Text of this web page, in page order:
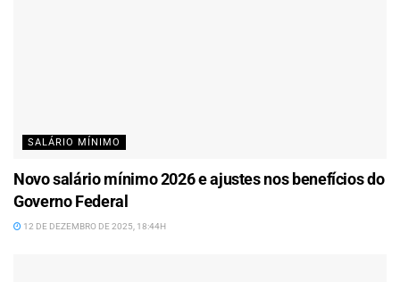
SALÁRIO MÍNIMO
Novo salário mínimo 2026 e ajustes nos benefícios do
Governo Federal
12 DE DEZEMBRO DE 2025, 18:44H